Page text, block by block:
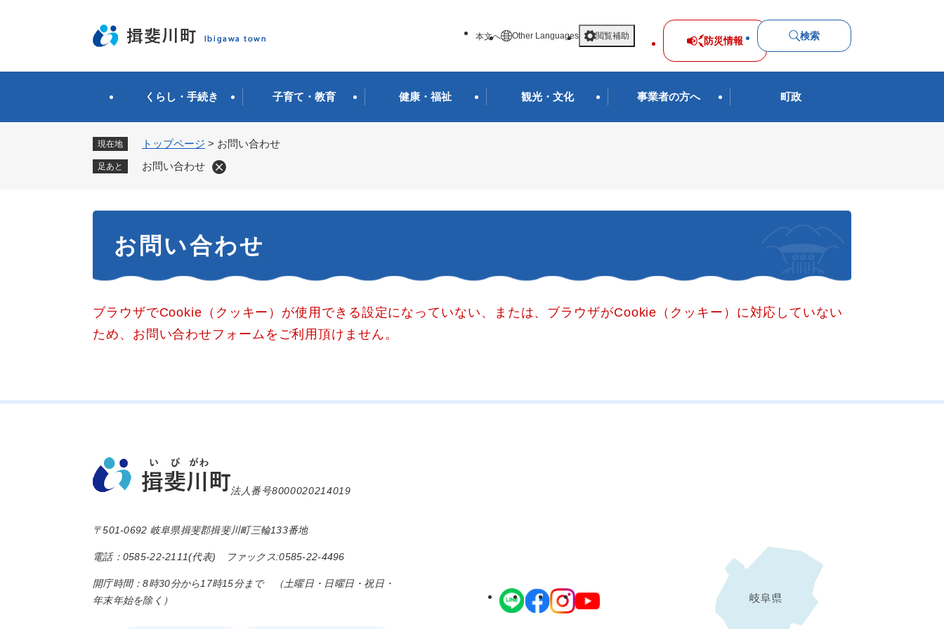
先
す
本文へ Other Languages 閲覧補助 防災情報 検索
くらし・手続き 子育て・教育 健康・福祉 観光・文化 事業者の方へ 町政
現在地 トップページ > お問い合わせ
足あと お問い合わせ
お問い合わせ
ブラウザでCookie（クッキー）が使用できる設定になっていない、または、ブラウザがCookie（クッキー）に対応していない
ため、お問い合わせフォームをご利用頂けません。
法人番号8000020214019
〒501-0692 岐阜県揖斐郡揖斐川町三輪133番地
電話：0585-22-2111(代表) ファックス:0585-22-4496
開庁時間：8時30分から17時15分まで （土曜日・日曜日・祝日・
年末年始を除く）